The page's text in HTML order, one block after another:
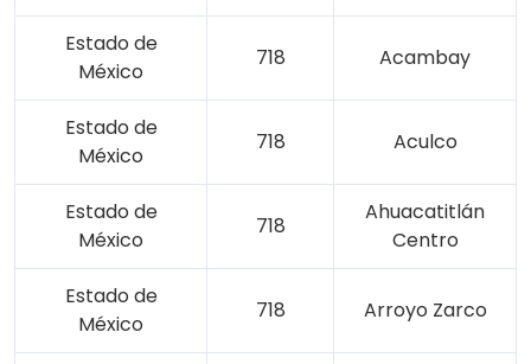
Estado de
México
718 Acambay
Estado de
México
718 Aculco
Estado de
México
718
Ahuacatitlán
Centro
Estado de
México
718 Arroyo Zarco